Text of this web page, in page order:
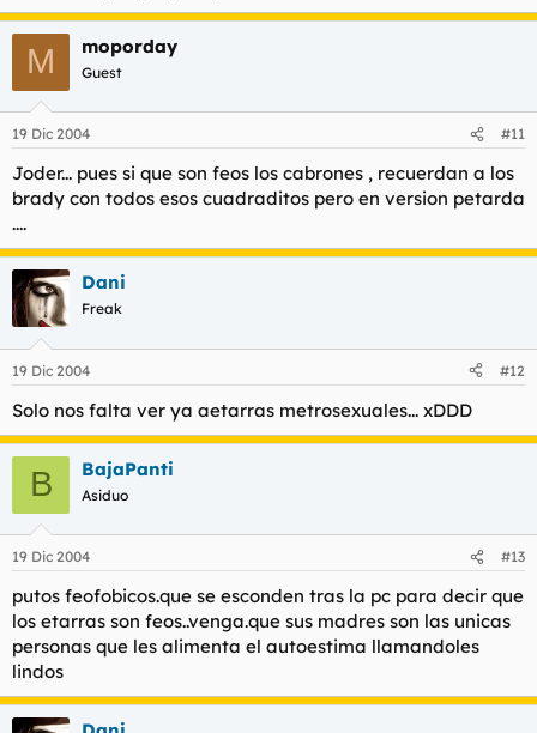
M moporday
Guest
19 Dic 2004 #11
Joder... pues si que son feos los cabrones , recuerdan a los
brady con todos esos cuadraditos pero en version petarda
....
Dani
Freak
19 Dic 2004 #12
Solo nos falta ver ya aetarras metrosexuales... xDDD
B BajaPanti
Asiduo
19 Dic 2004 #13
putos feofobicos.que se esconden tras la pc para decir que
los etarras son feos..venga.que sus madres son las unicas
personas que les alimenta el autoestima llamandoles
lindos